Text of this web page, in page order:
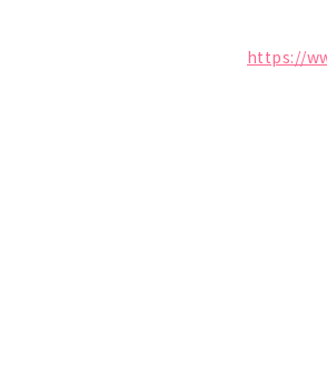
https://